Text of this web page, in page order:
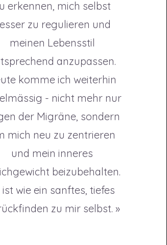
erkennen, mich selbst
zu regulieren und
meinen Lebensstil
anzupassen.
komme ich weiterhin
- nicht mehr nur
der Migräne, sondern
mich neu zu zentrieren
und mein inneres
beizubehalten.
ist wie ein sanftes, tiefes
zu mir selbst. »